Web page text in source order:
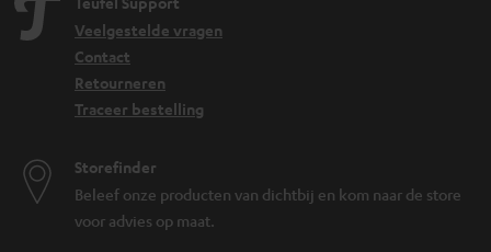
Veelgestelde vragen
Contact
Retourneren
Traceer bestelling
Storefinder
Beleef onze producten van dichtbij en kom naar de store
voor advies op maat.